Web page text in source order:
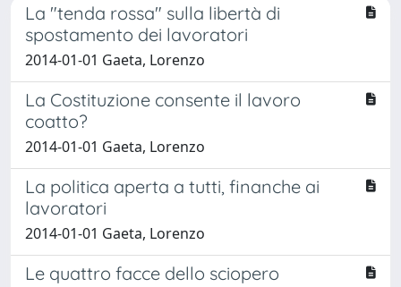
La "tenda rossa" sulla libertà di
spostamento dei lavoratori
2014-01-01 Gaeta, Lorenzo
La Costituzione consente il lavoro
coatto?
2014-01-01 Gaeta, Lorenzo
La politica aperta a tutti, finanche ai
lavoratori
2014-01-01 Gaeta, Lorenzo
Le quattro facce dello sciopero